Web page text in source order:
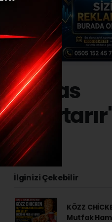
temas
- 13:00
İlginizi Çekebilir
KÖZZ
Mutfak